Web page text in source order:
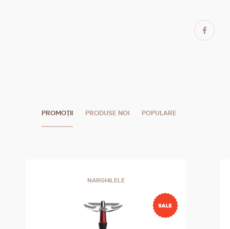
PROMOȚII PRODUSE NOI POPULARE
NARGHILELE